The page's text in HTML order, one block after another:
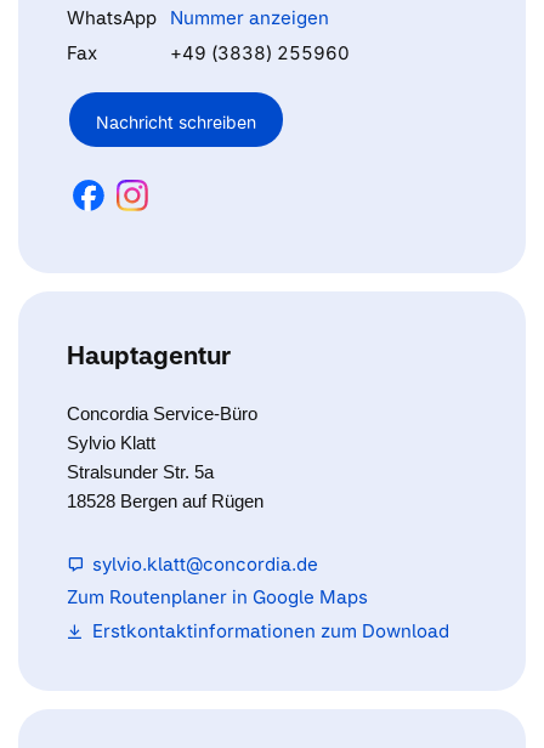
WhatsApp
Nummer anzeigen
Fax
+49 (3838) 255960
Nachricht schreiben
Hauptagentur
Concordia Service-Büro
Sylvio Klatt
Stralsunder Str. 5a
18528 Bergen auf Rügen
sylvio.klatt@concordia.de
Zum Routenplaner in Google Maps
Erstkontaktinformationen zum Download